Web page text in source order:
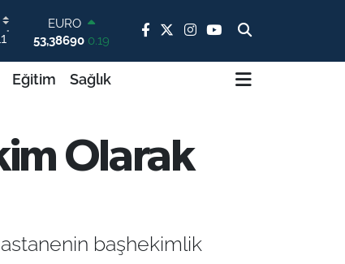
°
STERLİN
61,60380 0.18
G.ALTIN
6862,09000 0.19
79.591,74 -1.82
DOLAR
Eğitim Sağlık
Olarak
başhekimlik